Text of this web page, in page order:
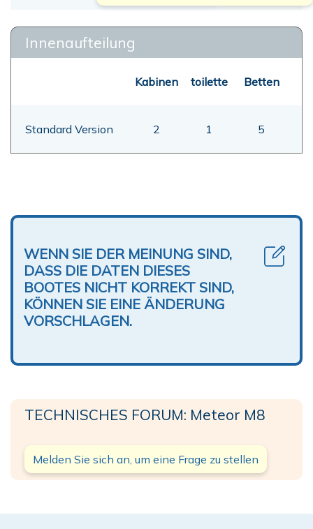
Innenaufteilung
Kabinen toilette Betten
Standard Version 2 1 5
WENN SIE DER MEINUNG SIND,
DASS DIE DATEN DIESES
BOOTES NICHT KORREKT SIND,
KÖNNEN SIE EINE ÄNDERUNG
VORSCHLAGEN.
TECHNISCHES FORUM: Meteor M8
Melden Sie sich an, um eine Frage zu stellen